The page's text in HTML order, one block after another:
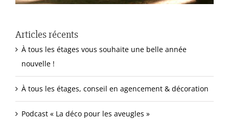
Articles récents
À tous les étages vous souhaite une belle année
nouvelle !
À tous les étages, conseil en agencement & décoration
Podcast « La déco pour les aveugles »